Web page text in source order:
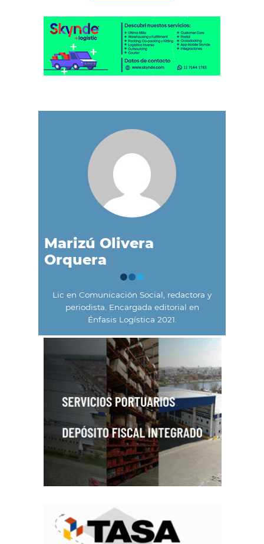
Marizú Olivera
Orquera
Lic en Comunicación Social, redactora y
periodista. Encargada editorial en
Énfasis Logística 2021.